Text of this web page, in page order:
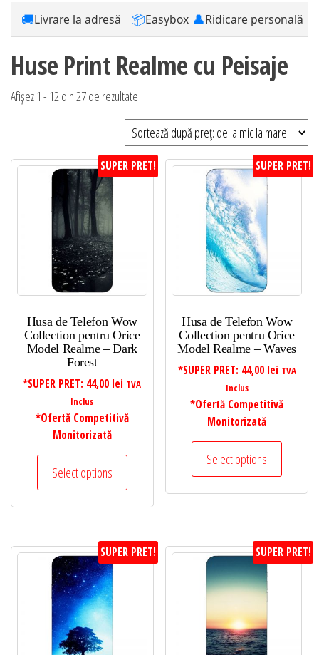
🚚Livrare la adresă 📦Easybox 👤Ridicare personală
Huse Print Realme cu Peisaje
Afișez 1 - 12 din 27 de rezultate
după
preț:
de
la
SUPER PRET!
Husa de Telefon Wow
Collection pentru Orice
Model Realme – Dark
Forest
*SUPER PRET: 44,00 lei TVA
Inclus
*Ofertă Competitivă
Monitorizată
Select options
SUPER PRET!
Husa de Telefon Wow
Collection pentru Orice
Model Realme – Waves
*SUPER PRET: 44,00 lei TVA
Inclus
*Ofertă Competitivă
Monitorizată
Select options
SUPER PRET! SUPER PRET!